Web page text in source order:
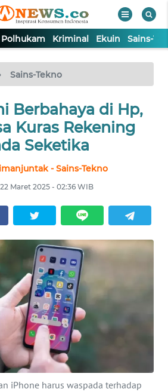
Polhukam Kriminal Ekuin Sains-
Sains-Tekno
Berbahaya di Hp,
Kuras Rekening
Seketika
- Sains-Tekno
Maret 2025 - 02:36 WIB
iPhone harus waspada terhadap